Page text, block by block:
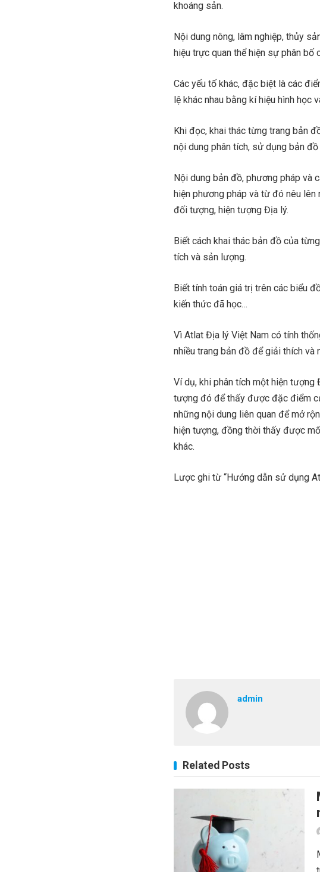
khoáng sản.
Nội dung nông, lâm nghiệp, thủy
hiệu trực quan thể hiện sự phân bố
Các yếu tố khác, đặc biệt là các
lệ khác nhau bằng kí hiệu hình học
Khi đọc, khai thác từng trang bản
nội dung phân tích, sử dụng bản
Nội dung bản đồ, phương pháp và
hiện phương pháp và từ đó nêu
đối tượng, hiện tượng Địa lý.
Biết cách khai thác bản đồ của
tích và sản lượng.
Biết tính toán giá trị trên các biểu
kiến thức đã học…
Vì Atlat Địa lý Việt Nam có tính
nhiều trang bản đồ để giải thích
Ví dụ, khi phân tích một hiện tượng
tượng đó để thấy được đặc điểm
những nội dung liên quan để mở
hiện tượng, đồng thời thấy được
khác.
Lược ghi từ “Hướng dẫn sử dụng
admin
Related Posts